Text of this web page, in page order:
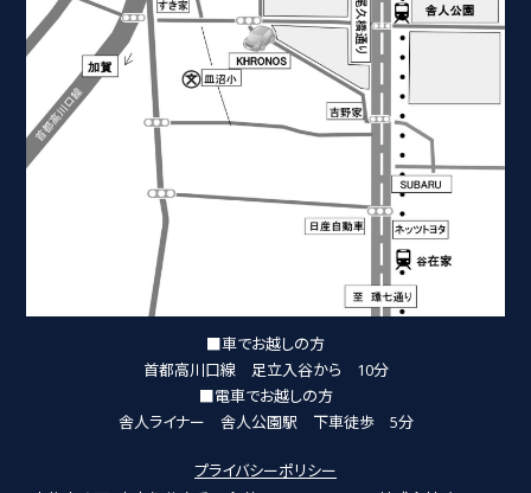
■車でお越しの方
首都高川口線 足立入谷から 10分
■電車でお越しの方
舎人ライナー 舎人公園駅 下車徒歩 5分
プライバシーポリシー